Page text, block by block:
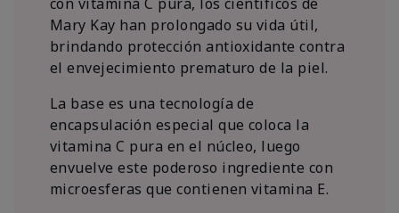
Mary Kay han prolongado su vida útil,
brindando protección antioxidante contra
el envejecimiento prematuro de la piel.
La base es una tecnología de
encapsulación especial que coloca la
vitamina C pura en el núcleo, luego
envuelve este poderoso ingrediente con
microesferas que contienen vitamina E.